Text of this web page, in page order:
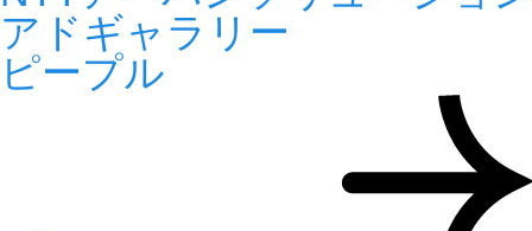
アドギャラリー
ピープル